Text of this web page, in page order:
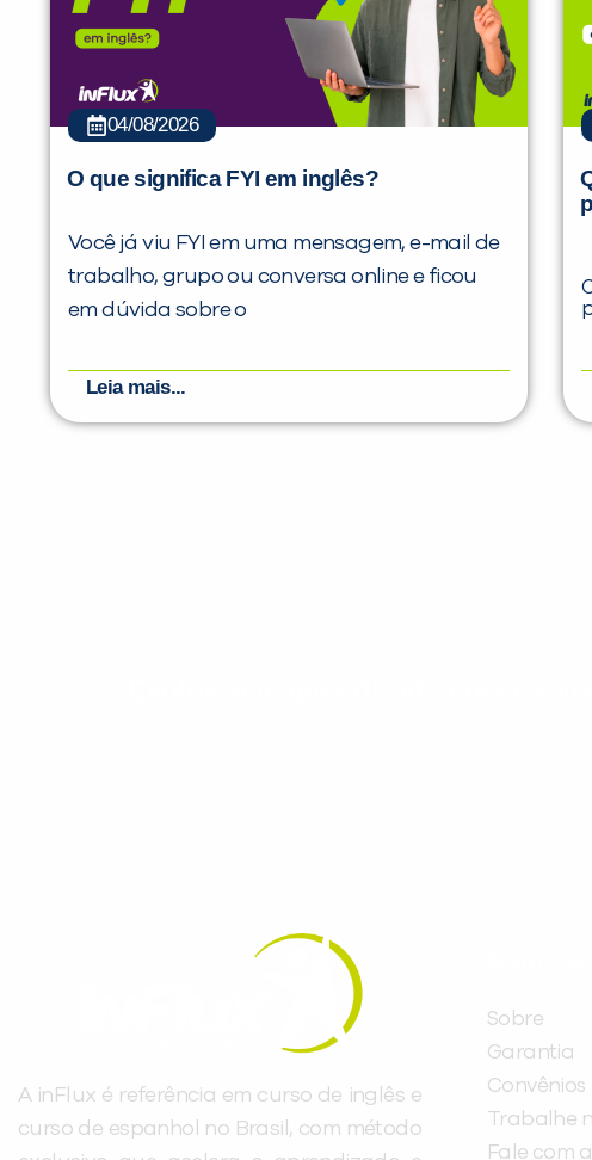
04/08/2026
O que significa FYI em inglês?
Você já viu FYI em uma mensagem, e-mail de
trabalho, grupo ou conversa online e ficou
em dúvida sobre o
Leia mais...
A inFlux é referência em curso de inglês e
curso de espanhol no Brasil, com método
Sobre
Garantia
Convênios
Trabalhe
Fale com